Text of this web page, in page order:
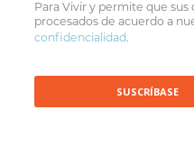
Para Vivir y permite que sus
procesados de acuerdo a
confidencialidad.